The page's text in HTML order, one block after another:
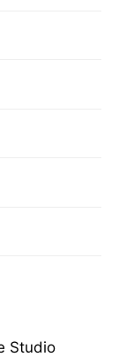
Studio